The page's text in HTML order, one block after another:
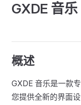
GXDE 音乐
概述
GXDE 音乐是一款
您提供全新的界面